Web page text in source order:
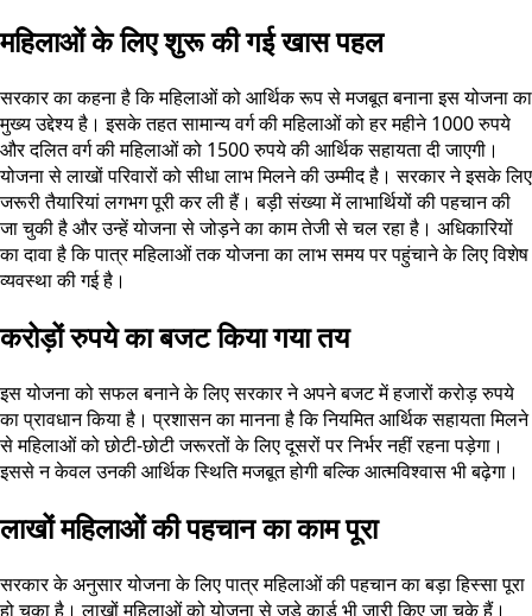
महिलाओं के लिए शुरू की गई खास पहल
सरकार का कहना है कि महिलाओं को आर्थिक रूप से मजबूत बनाना इस योजना का
मुख्य उद्देश्य है। इसके तहत सामान्य वर्ग की महिलाओं को हर महीने 1000 रुपये
और दलित वर्ग की महिलाओं को 1500 रुपये की आर्थिक सहायता दी जाएगी।
योजना से लाखों परिवारों को सीधा लाभ मिलने की उम्मीद है। सरकार ने इसके लिए
जरूरी तैयारियां लगभग पूरी कर ली हैं। बड़ी संख्या में लाभार्थियों की पहचान की
जा चुकी है और उन्हें योजना से जोड़ने का काम तेजी से चल रहा है। अधिकारियों
का दावा है कि पात्र महिलाओं तक योजना का लाभ समय पर पहुंचाने के लिए विशेष
व्यवस्था की गई है।
करोड़ों रुपये का बजट किया गया तय
इस योजना को सफल बनाने के लिए सरकार ने अपने बजट में हजारों करोड़ रुपये
का प्रावधान किया है। प्रशासन का मानना है कि नियमित आर्थिक सहायता मिलने
से महिलाओं को छोटी-छोटी जरूरतों के लिए दूसरों पर निर्भर नहीं रहना पड़ेगा।
इससे न केवल उनकी आर्थिक स्थिति मजबूत होगी बल्कि आत्मविश्वास भी बढ़ेगा।
लाखों महिलाओं की पहचान का काम पूरा
सरकार के अनुसार योजना के लिए पात्र महिलाओं की पहचान का बड़ा हिस्सा पूरा
हो चुका है। लाखों महिलाओं को योजना से जुड़े कार्ड भी जारी किए जा चुके हैं।